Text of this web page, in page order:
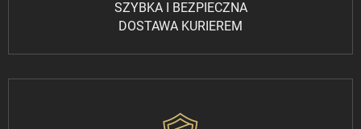
SZYBKA I BEZPIECZNA
DOSTAWA KURIEREM